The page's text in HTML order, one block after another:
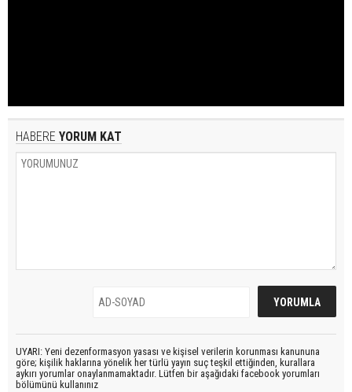
HABERE YORUM KAT
UYARI: Yeni dezenformasyon yasası ve kişisel verilerin korunması kanununa
göre; kişilik haklarına yönelik her türlü yayın suç teşkil ettiğinden, kurallara
aykırı yorumlar onaylanmamaktadır. Lütfen bir aşağıdaki facebook yorumları
bölümünü kullanınız